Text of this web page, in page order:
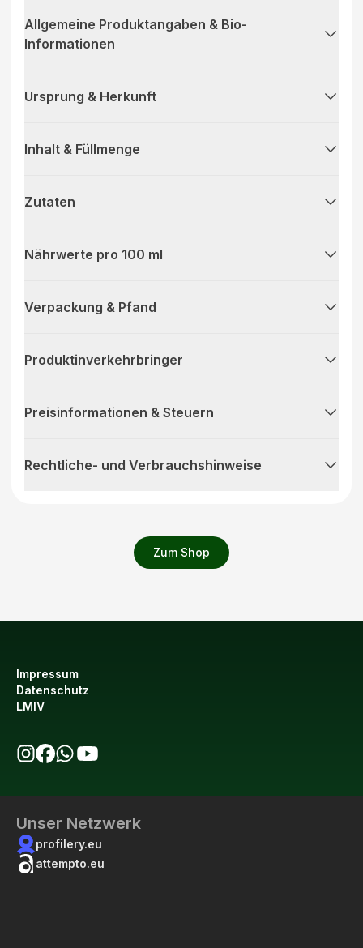
Zum Shop
Allgemeine Produktangaben & Bio-
Informationen
Ursprung & Herkunft
Inhalt & Füllmenge
Zutaten
Nährwerte pro 100 ml
Verpackung & Pfand
Produktinverkehrbringer
Preisinformationen & Steuern
Rechtliche- und Verbrauchshinweise
Impressum
Datenschutz
LMIV
Unser Netzwerk
profilery.eu
attempto.eu